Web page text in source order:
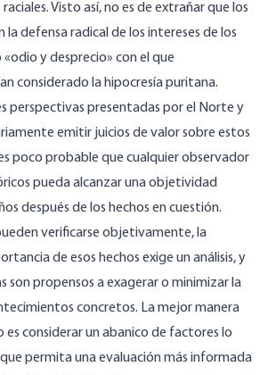
Visto así, no es de extrañar que los
la defensa radical de los intereses de los
y desprecio» con el que
considerado la hipocresíapuritana.
perspectivas presentadas por el Norte y
emitir juicios de valor sobre estos
poco probable que cualquier observador
pueda alcanzar una objetividad
después de los hechos en cuestión.
verificarse objetivamente, la
de esos hechos exige un análisis, y
son propensos a exagerar o minimizar la
concretos. La mejor manera
es considerar un abanico de factores lo
permita una evaluación más informada